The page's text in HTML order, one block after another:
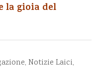
la gioia del
, Notizie Laici,